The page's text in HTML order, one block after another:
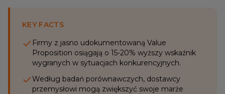
KEY FACTS
Firmy z jasno udokumentowaną Value
Proposition osiągają o 15-20% wyższy wskaźnik
wygranych w sytuacjach konkurencyjnych.
Według badań porównawczych, dostawcy
przemysłowi mogą zwiększyć swoje marże